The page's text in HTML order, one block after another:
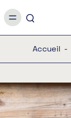
Accueil -